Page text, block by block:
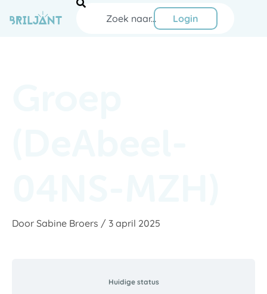
naar
Zoeken
Login
Door Sabine Broers / 3 april 2025
Huidige status